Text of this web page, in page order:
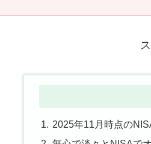
2025年11月時点の